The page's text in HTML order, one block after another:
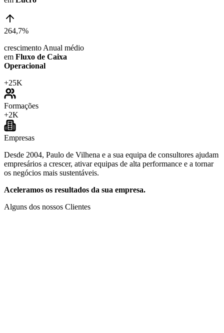
264,7%
crescimento Anual médio
em Fluxo de Caixa
Operacional
+25K
Formações
+2K
Empresas
Desde 2004, Paulo de Vilhena e a sua equipa de consultores ajudam
empresários a crescer, ativar equipas de alta performance e a tornar
os negócios mais sustentáveis.
Aceleramos os resultados da sua empresa.
Alguns dos nossos Clientes